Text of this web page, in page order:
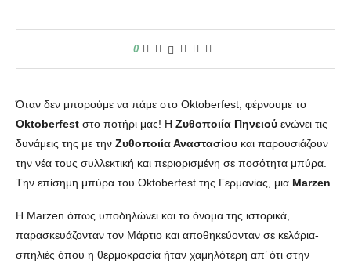
0
Όταν δεν μπορούμε να πάμε στο Oktoberfest, φέρνουμε το
Oktoberfest στο ποτήρι μας! Η Ζυθοποιία Πηνειού ενώνει τις
δυνάμεις της με την Ζυθοποιία Αναστασίου και παρουσιάζουν
την νέα τους συλλεκτική και περιορισμένη σε ποσότητα μπύρα.
Tην επίσημη μπύρα του Oktoberfest της Γερμανίας, μια Marzen
Η Marzen όπως υποδηλώνει και το όνομα της ιστορικά,
παρασκευάζονταν τον Μάρτιο και αποθηκεύονταν σε κελάρια-
σπηλιές όπου η θερμοκρασία ήταν χαμηλότερη απ’ ότι στην